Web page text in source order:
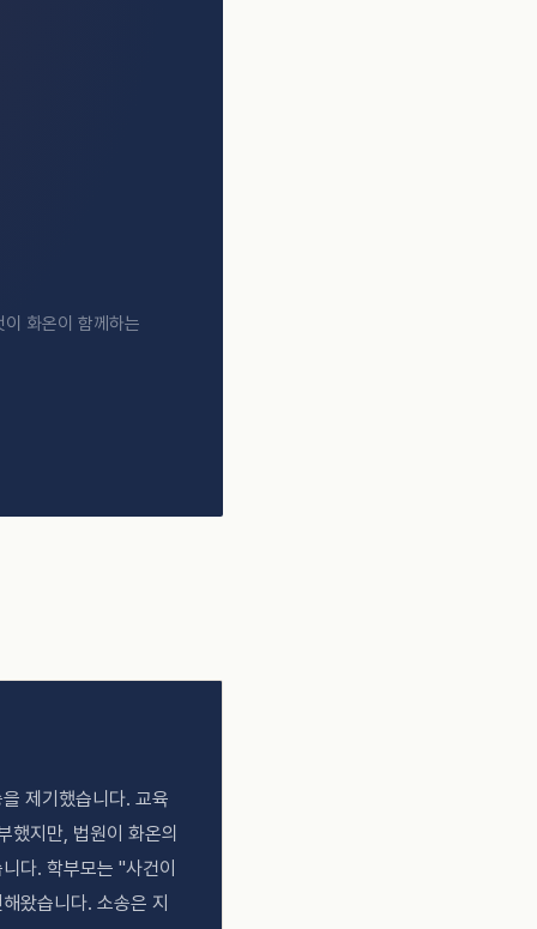
화온이 함께하는
제기했습니다. 교육
했지만, 법원이 화온의
다. 학부모는 "사건이
왔습니다. 소송은 지